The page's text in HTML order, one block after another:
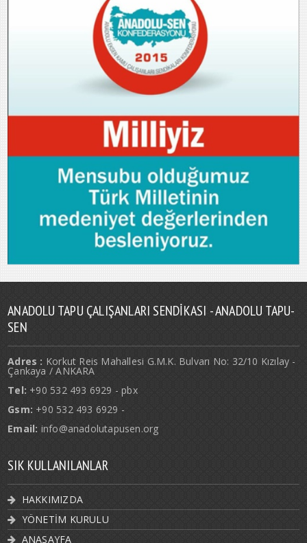
ANADOLU TAPU ÇALIŞANLARI SENDIKASI - ANADOLU TAPU-
SEN
Adres : Korkut Reis Mahallesi G.M.K. Bulvarı No: 32/10 Kızılay -
Çankaya / ANKARA
Tel: +90 532 493 6929 - pbx
Gsm: +90 532 493 6929 -
Email: info@anadolutapusen.org
SIK KULLANILANLAR
HAKKIMIZDA
YÖNETİM KURULU
ANASAYFA